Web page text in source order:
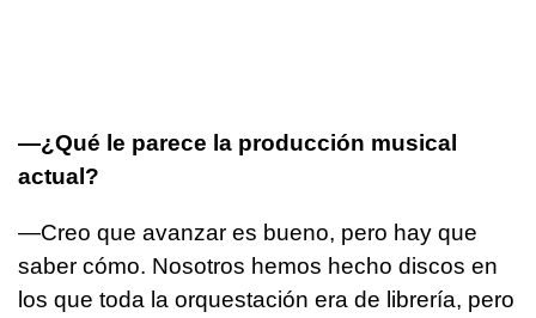
—¿Qué le parece la producción musical
actual?
—Creo que avanzar es bueno, pero hay que
saber cómo. Nosotros hemos hecho discos en
los que toda la orquestación era de librería, pero